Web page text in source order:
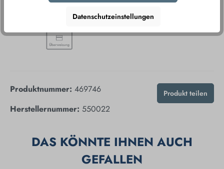
Produkt teilen
Produktnummer: 469746
Herstellernummer: 550022
DAS KÖNNTE IHNEN AUCH
GEFALLEN
Datenschutzeinstellungen